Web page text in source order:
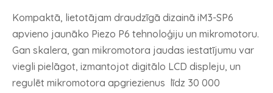
Kompaktā, lietotājam draudzīgā dizainā iM3-SP6
apvieno jaunāko Piezo P6 tehnoloģiju un mikromotoru.
Gan skalera, gan mikromotora jaudas iestatījumu var
viegli pielāgot, izmantojot digitālo LCD displeju, un
regulēt mikromotora apgriezienus līdz 30 000